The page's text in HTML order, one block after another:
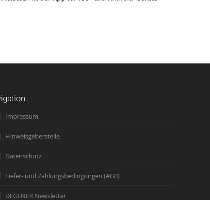
Impressum
Hinweisgeberstelle
Datenschutz
Liefer- und Zahlungsbedingungen (AGB)
DEGENER Newsletter